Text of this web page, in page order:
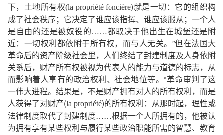
下，土地所有权(la propriété foncière)就是一切：它的组织构
成了社会秩序；它决定了谁应该指挥、谁应该服从；一个人
是自由的还是被奴役的……都取决于他出生在城堡还是附
近：一切权利都依附于所有权，而与人无关。”但在法国大
革命后的资产阶级社会里，人们终结了封建制度及人身依附
关系后，财产所有权被视为代表人的能力与道德的标志，从
而影响着人享有的政治权利、社会地位等。“革命审判了这
一伟大进程。结果是，不是财产拥有对人的所有权利，而是
人获得了对财产(la propriété)的所有权利：从那时起，理性或
法律制度取代了封建制度……根据一个人所拥有的，他被认
为拥有享有某些权利与履行某些政治职能所需的智慧、教育